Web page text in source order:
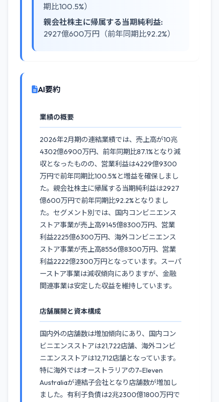
期比100.5%）
親会社株主に帰属する当期純利益:
2927億600万円（前年同期比92.2%）
AI要約
業績の概要
2026年2月期の連結業績では、売上高が10兆
4302億6900万円、前年同期比87.1%となり減
収となったものの、営業利益は4229億9300
万円で前年同期比100.5%と増益を確保しまし
た。親会社株主に帰属する当期純利益は2927
億600万円で前年同期比92.2%となりまし
た。セグメント別では、国内コンビニエンス
ストア事業が売上高9145億8300万円、営業
利益2225億6300万円、海外コンビニエンス
ストア事業が売上高8556億8300万円、営業
利益2222億2300万円となっています。スーパ
ーストア事業は減収傾向にありますが、金融
関連事業は安定した収益を維持しています。
店舗展開と資本構成
国内外の店舗数は増加傾向にあり、国内コン
ビニエンスストアは21,722店舗、海外コンビ
ニエンスストアは12,712店舗となっています。
特に海外ではオーストラリアの7-Eleven
Australiaが連結子会社となり店舗数が増加し
ました。有利子負債は2兆2300億1800万円で